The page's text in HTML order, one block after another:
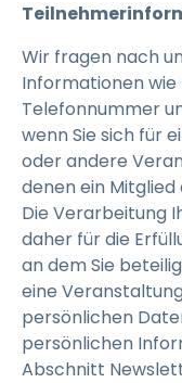
Wir fragen nach
Informationen wie
Telefonnummer
wenn Sie sich für
oder andere
denen ein
Die Verarbeitung
daher für die
an dem Sie
eine
persönlichen
persönlichen
Abschnitt